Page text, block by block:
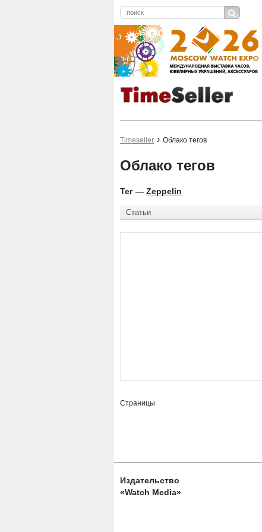
Timeseller Облако тегов
Облако тегов
Тег — Zeppelin
Статьи
Страницы
Издательство
«Watch Media»